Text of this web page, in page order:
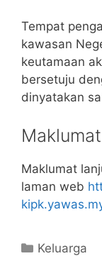
Tempat
kawasan
keutamaan
bersetuju
dinyatakan
Maklumat
laman web
Categories
Keluarga